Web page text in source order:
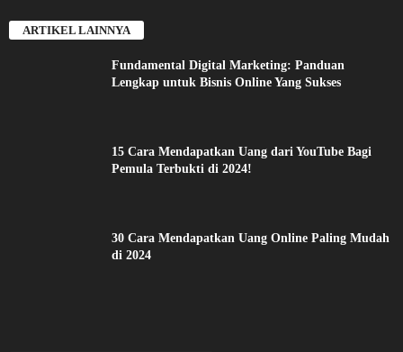
ARTIKEL LAINNYA
Fundamental Digital Marketing: Panduan
Lengkap untuk Bisnis Online Yang Sukses
15 Cara Mendapatkan Uang dari YouTube Bagi
Pemula Terbukti di 2024!
30 Cara Mendapatkan Uang Online Paling Mudah
di 2024